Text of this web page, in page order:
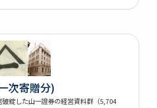
次寄贈分)
綻した山一證券の経営資料群（5,704